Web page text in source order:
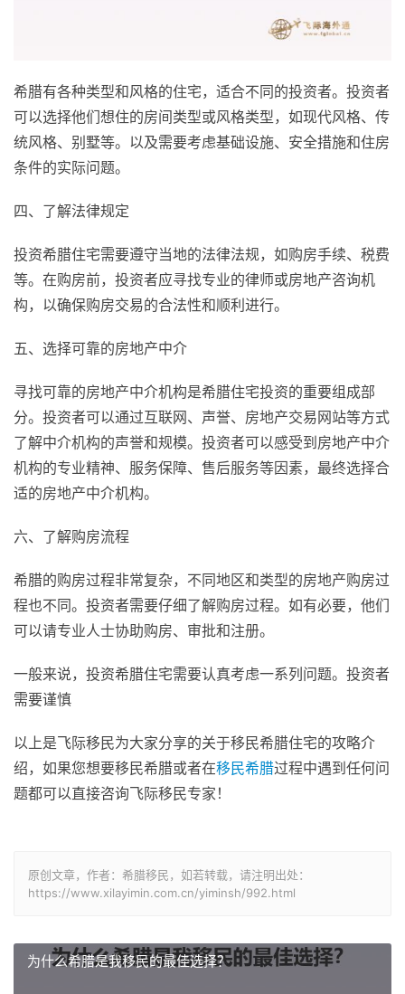
希腊有各种类型和风格的住宅，适合不同的投资者。投资者
可以选择他们想住的房间类型或风格类型，如现代风格、传
统风格、别墅等。以及需要考虑基础设施、安全措施和住房
条件的实际问题。
四、了解法律规定
投资希腊住宅需要遵守当地的法律法规，如购房手续、税费
等。在购房前，投资者应寻找专业的律师或房地产咨询机
构，以确保购房交易的合法性和顺利进行。
五、选择可靠的房地产中介
寻找可靠的房地产中介机构是希腊住宅投资的重要组成部
分。投资者可以通过互联网、声誉、房地产交易网站等方式
了解中介机构的声誉和规模。投资者可以感受到房地产中介
机构的专业精神、服务保障、售后服务等因素，最终选择合
适的房地产中介机构。
六、了解购房流程
希腊的购房过程非常复杂，不同地区和类型的房地产购房过
程也不同。投资者需要仔细了解购房过程。如有必要，他们
可以请专业人士协助购房、审批和注册。
一般来说，投资希腊住宅需要认真考虑一系列问题。投资者
需要谨慎
以上是飞际移民为大家分享的关于移民希腊住宅的攻略介
绍，如果您想要移民希腊或者在移民希腊过程中遇到任何问
题都可以直接咨询飞际移民专家！
原创文章，作者：希腊移民，如若转载，请注明出处：
https://www.xilayimin.com.cn/yiminsh/992.html
为什么希腊是我移民的最佳选择？